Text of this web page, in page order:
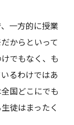
一方的に授業
からといって
でもなく、も
るわけではあ
国どこにでも
徒はまったく